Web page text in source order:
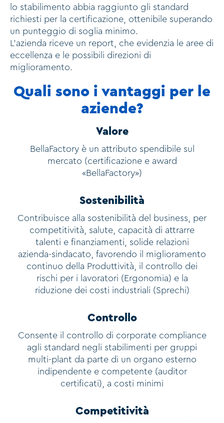
lo stabilimento abbia raggiunto gli standard
richiesti per la certificazione, ottenibile superando
un punteggio di soglia minimo.
L’azienda riceve un report, che evidenzia le aree di
eccellenza e le possibili direzioni di
miglioramento.
Quali sono i vantaggi per le
aziende?
Valore
BellaFactory è un attributo spendibile sul
mercato (certificazione e award
«BellaFactory»)
Sostenibilità
Contribuisce alla sostenibilità del business, per
competitività, salute, capacità di attrarre
talenti e finanziamenti, solide relazioni
azienda-sindacato, favorendo il miglioramento
continuo della Produttività, il controllo dei
rischi per i lavoratori (Ergonomia) e la
riduzione dei costi industriali (Sprechi)
Controllo
Consente il controllo di corporate compliance
agli standard negli stabilimenti per gruppi
multi-plant da parte di un organo esterno
indipendente e competente (auditor
certificati), a costi minimi
Competitività